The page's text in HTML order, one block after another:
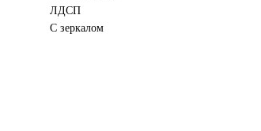
ЛДСП
С зеркалом